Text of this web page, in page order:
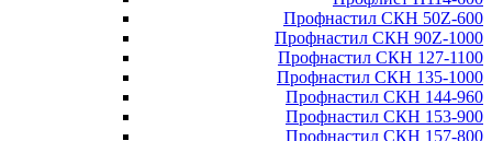
Профнастил СКН 50Z-600
Профнастил СКН 90Z-1000
Профнастил СКН 127-1100
Профнастил СКН 135-1000
Профнастил СКН 144-960
Профнастил СКН 153-900
Профнастил СКН 157-800